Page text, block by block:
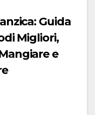
Guida
Migliori,
e